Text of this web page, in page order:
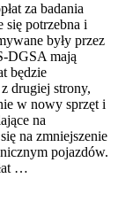
za badania
się potrzebna i
były przez
DGSA mają
będzie
drugiej strony,
w nowy sprzęt i
na
na zmniejszenie
pojazdów.
…